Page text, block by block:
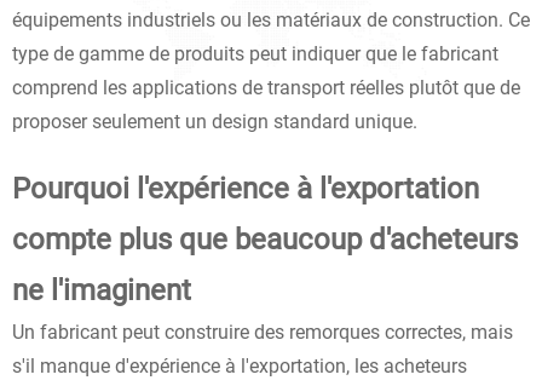
équipements industriels ou les matériaux de construction. Ce
type de gamme de produits peut indiquer que le fabricant
comprend les applications de transport réelles plutôt que de
proposer seulement un design standard unique.
Pourquoi l'expérience à l'exportation
compte plus que beaucoup d'acheteurs
ne l'imaginent
Un fabricant peut construire des remorques correctes, mais
s'il manque d'expérience à l'exportation, les acheteurs